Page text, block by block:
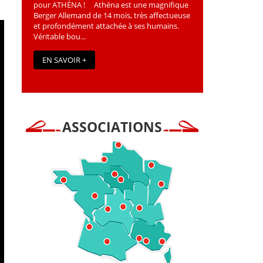
pour ATHÉNA ! Athéna est une magniﬁque
Berger Allemand de 14 mois, très affectueuse
et profondément attachée à ses humains.
Véritable bou...
EN SAVOIR +
ASSOCIATIONS